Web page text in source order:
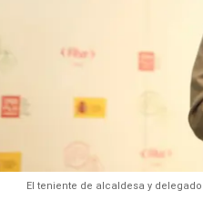
El teniente de alcaldesa y